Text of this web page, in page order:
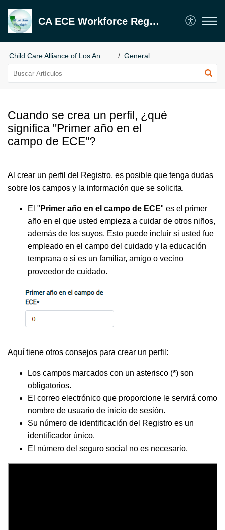
CA ECE Workforce Registry
General
Cuando se crea un perfil, ¿qué
significa "Primer año en el
campo de ECE"?
Al crear un perfil del Registro, es posible que tenga dudas
sobre los campos y la información que se solicita.
El " Primer año en el campo de ECE" es el primer
año en el que usted empieza a cuidar de otros niños,
además de los suyos. Esto puede incluir si usted fue
empleado en el campo del cuidado y la educación
temprana o si es un familiar, amigo o vecino
proveedor de cuidado.
Aquí tiene otros consejos para crear un perfil:
Los campos marcados con un asterisco (*) son
obligatorios.
El correo electrónico que proporcione le servirá como
nombre de usuario de inicio de sesión.
Su número de identificación del Registro es un
identificador único.
El número del seguro social no es necesario.